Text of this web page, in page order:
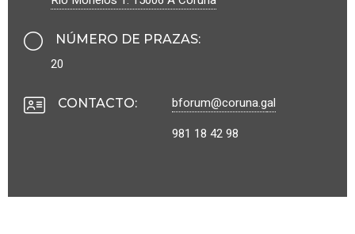
NÚMERO DE PRAZAS:
20
CONTACTO: bforum@coruna.gal
981 18 42 98